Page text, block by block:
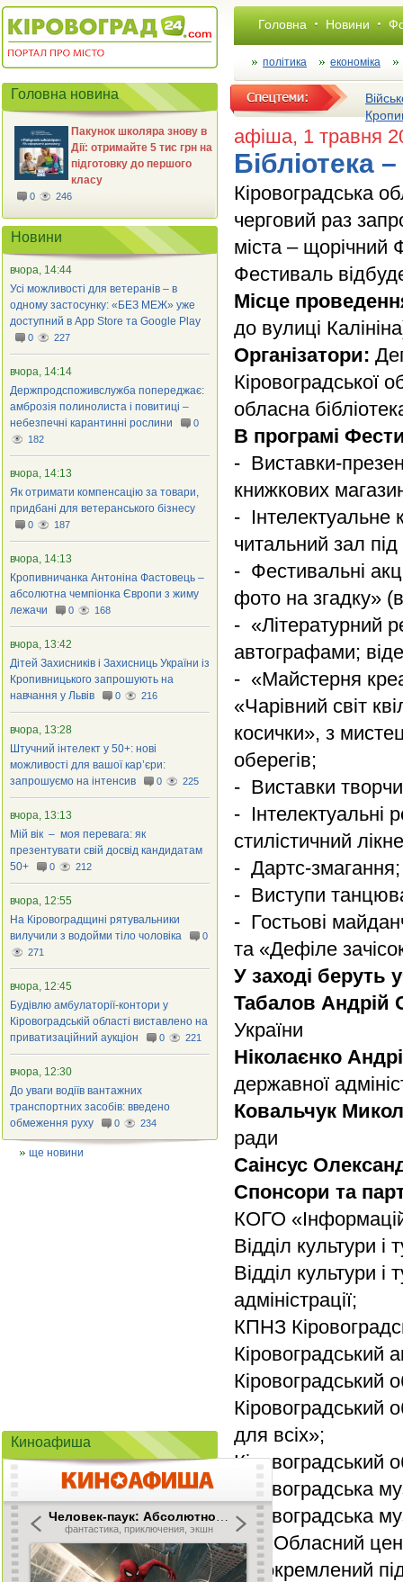
Головна Новини
політика економіка
афіша, 1 травня
Бібліотека
Кіровоградська
черговий раз
міста – щорічний
Фестиваль
Місце
до вулиці
Організатори:
Кіровоградської
обласна
В програмі
- Виставки-
книжкових
- Інтелектуальне
читальний зал
- Фестивальні
фото на згадку»
- «Літературний
автографами;
- «Майстерня
«Чарівний світ
косички», з
оберегів;
- Виставки
- Інтелектуальні
стилістичний
- Дартс-змагання;
- Виступи
- Гостьові
та «Дефіле
У заході беруть
Табалов Андрій
України
Ніколаєнко
державної
Ковальчук
ради
Саінсус
Спонсори та
КОГО
Відділ культури і
Відділ культури і
адміністрації;
КПНЗ
Кіровоградський
Кіровоградський
Кіровоградський
для всіх»;
Кіровоградський
Кіровоградська
Кіровоградська
КЗ «Обласний
Відокремлений
Головна новина
Пакунок школяра знову в
Дії: отримайте 5 тис грн на
підготовку до першого
класу
0 246
Новини
вчора, 14:44
Усі можливості для ветеранів – в
одному застосунку: «БЕЗ МЕЖ» уже
доступний в App Store та Google Play
0 227
вчора, 14:14
Держпродспоживслужба попереджає:
амброзія полинолиста і повитиці –
небезпечні карантинні рослини
0
182
вчора, 14:13
Як отримати компенсацію за товари,
придбані для ветеранського бізнесу
0 187
вчора, 14:13
Кропивничанка Антоніна Фастовець –
абсолютна чемпіонка Європи з жиму
лежачи
0 168
вчора, 13:42
Дітей Захисників і Захисниць України із
Кропивницького запрошують на
навчання у Львів
0 216
вчора, 13:28
Штучний інтелект у 50+: нові
можливості для вашої кар’єри:
запрошуємо на інтенсив
0 225
вчора, 13:13
Мій вік – моя перевага: як
презентувати свій досвід кандидатам
50+
0 212
вчора, 12:55
На Кіровоградщині рятувальники
вилучили з водойми тіло чоловіка
0
271
вчора, 12:45
Будівлю амбулаторії-контори у
Кіровоградській області виставлено на
приватизаційний аукціон
0 221
вчора, 12:30
До уваги водіїв вантажних
транспортних засобів: введено
обмеження руху
0 234
ще новини
Киноафиша